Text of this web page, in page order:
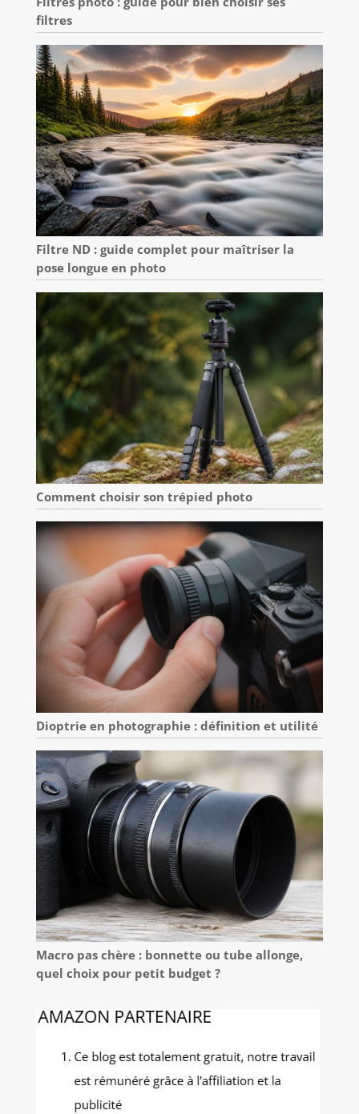
filtres
Filtre ND : guide complet pour maîtriser la
pose longue en photo
Comment choisir son trépied photo
Dioptrie en photographie : définition et utilité
Macro pas chère : bonnette ou tube allonge,
quel choix pour petit budget ?